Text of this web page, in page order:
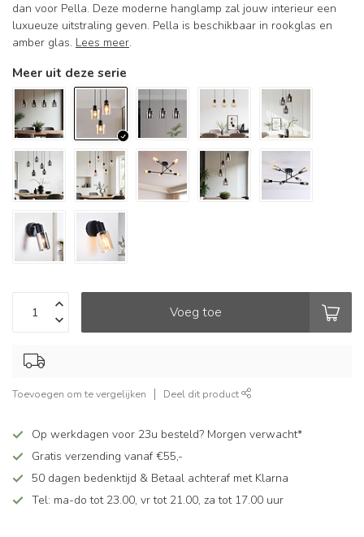
dan voor Pella. Deze moderne hanglamp zal jouw interieur een
luxueuze uitstraling geven. Pella is beschikbaar in rookglas en
amber glas. Lees meer.
Meer uit deze serie
Voeg toe
Toevoegen om te vergelijken Deel dit product
Op werkdagen voor 23u besteld? Morgen verwacht*
Gratis verzending vanaf €55,-
50 dagen bedenktijd & Betaal achteraf met Klarna
Tel: ma-do tot 23.00, vr tot 21.00, za tot 17.00 uur